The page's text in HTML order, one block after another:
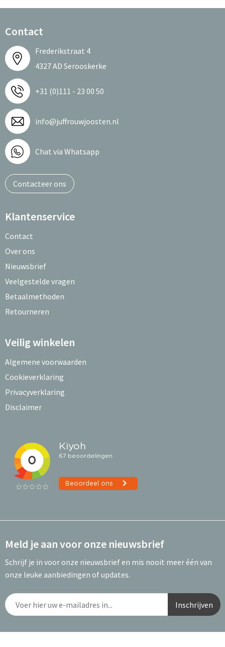
Contact
Frederikstraat 4
4327 AD Serooskerke
+31 (0)111 - 23 00 50
info@juffrouwjoosten.nl
Chat via Whatsapp
Contacteer ons
Klantenservice
Contact
Over ons
Nieuwsbrief
Veelgestelde vragen
Betaalmethoden
Retourneren
Veilig winkelen
Algemene voorwaarden
Cookieverklaring
Privacyverklaring
Disclaimer
Meld je aan voor onze nieuwsbrief
Schrijf je in voor onze nieuwsbrief en mis nooit meer één van
onze leuke aanbiedingen of updates.